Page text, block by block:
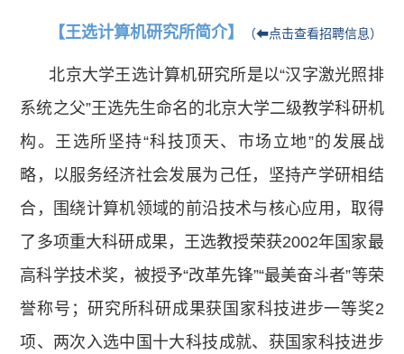
【王选计算机研究所简介】 （⬅点击查看招聘信息）
北京大学王选计算机研究所是以“汉字激光照排
系统之父”王选先生命名的北京大学二级教学科研机
构。王选所坚持“科技顶天、市场立地”的发展战
略，以服务经济社会发展为己任，坚持产学研相结
合，围绕计算机领域的前沿技术与核心应用，取得
了多项重大科研成果，王选教授荣获2002年国家最
高科学技术奖，被授予“改革先锋”“最美奋斗者”等荣
誉称号；研究所科研成果获国家科技进步一等奖2
项、两次入选中国十大科技成就、获国家科技进步